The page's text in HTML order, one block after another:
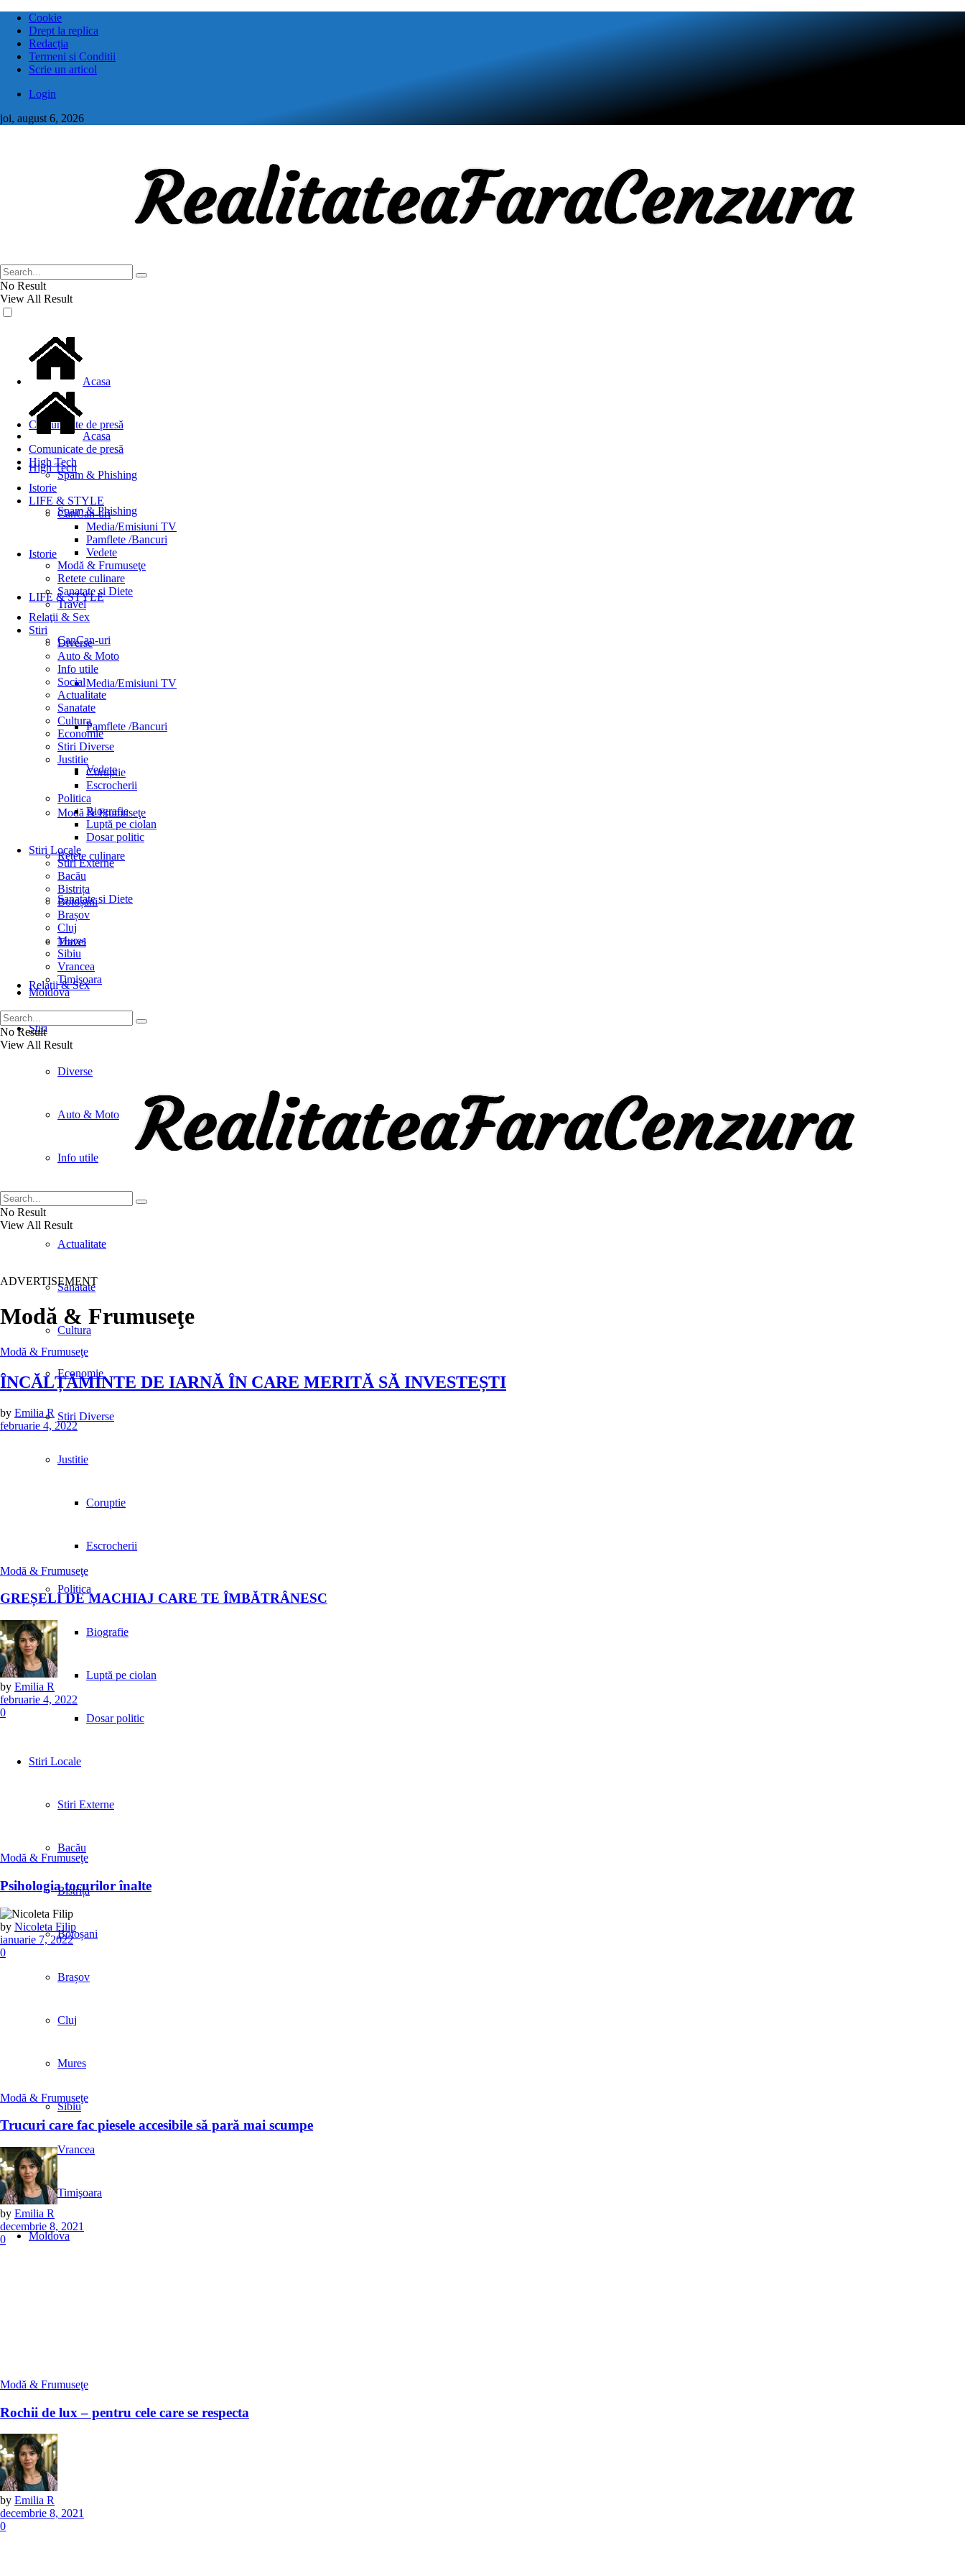
Cookie
Drept la replica
Redacția
Termeni si Conditii
Scrie un articol
Login
joi, august 6, 2026
No Result
View All Result
Acasa
Comunicate de presă
High Tech
Spam & Phishing
Istorie
LIFE & STYLE
CanCan-uri
Media/Emisiuni TV
Pamflete /Bancuri
Vedete
Modă & Frumuseţe
Retete culinare
Sanatate si Diete
Travel
Relaţii & Sex
Stiri
Diverse
Auto & Moto
Info utile
Actualitate
Sanatate
Cultura
Economie
Stiri Diverse
Justitie
Coruptie
Escrocherii
Politica
Biografie
Luptă pe ciolan
Dosar politic
Stiri Locale
Stiri Externe
Bacău
Bistrița
Botoșani
Brașov
Cluj
Mures
Sibiu
Vrancea
Timişoara
Moldova
Acasa
Comunicate de presă
High Tech
Spam & Phishing
Istorie
LIFE & STYLE
CanCan-uri
Media/Emisiuni TV
Pamflete /Bancuri
Vedete
Modă & Frumuseţe
Retete culinare
Sanatate si Diete
Travel
Relaţii & Sex
Stiri
Diverse
Auto & Moto
Info utile
Social
Actualitate
Sanatate
Cultura
Economie
Stiri Diverse
Justitie
Coruptie
Escrocherii
Politica
Biografie
Luptă pe ciolan
Dosar politic
Stiri Locale
Stiri Externe
Bacău
Bistrița
Botoșani
Brașov
Cluj
Mures
Sibiu
Vrancea
Timişoara
Moldova
No Result
View All Result
No Result
View All Result
ADVERTISEMENT
Modă & Frumuseţe
Modă & Frumuseţe
ÎNCĂLȚĂMINTE DE IARNĂ ÎN CARE MERITĂ SĂ INVESTEȘTI
by Emilia R
februarie 4, 2022
Modă & Frumuseţe
GREȘELI DE MACHIAJ CARE TE ÎMBĂTRÂNESC
by Emilia R
februarie 4, 2022
0
Modă & Frumuseţe
Psihologia tocurilor înalte
by Nicoleta Filip
ianuarie 7, 2022
0
Modă & Frumuseţe
Trucuri care fac piesele accesibile să pară mai scumpe
by Emilia R
decembrie 8, 2021
0
Modă & Frumuseţe
Rochii de lux – pentru cele care se respecta
by Emilia R
decembrie 8, 2021
0